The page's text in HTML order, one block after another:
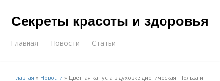
Секреты красоты и здоровья
Главная Новости Статьи
Главная » Новости » Цветная капуста в духовке диетическая. Польза и